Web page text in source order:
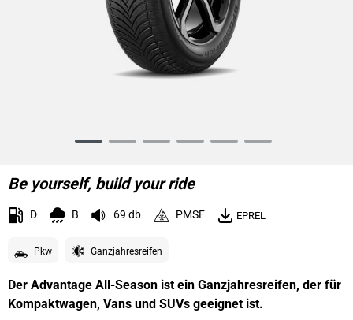
6
Be yourself, build your ride
D B 69 db PMSF EPREL
Pkw Ganzjahresreifen
Der Advantage All-Season ist ein Ganzjahresreifen, der für
Kompaktwagen, Vans und SUVs geeignet ist.